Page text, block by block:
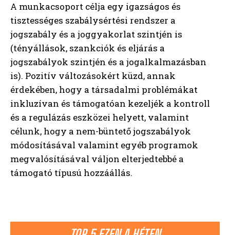
A munkacsoport célja egy igazságos és
tisztességes szabálysértési rendszer a
jogszabály és a joggyakorlat szintjén is
(tényállások, szankciók és eljárás a
jogszabályok szintjén és a jogalkalmazásban
is). Pozitív változásokért küzd, annak
érdekében, hogy a társadalmi problémákat
inkluzívan és támogatóan kezeljék a kontroll
és a regulázás eszközei helyett, valamint
célunk, hogy a nem-büntető jogszabályok
módosításával valamint egyéb programok
megvalósításával váljon elterjedtebbé a
támogató típusú hozzáállás.